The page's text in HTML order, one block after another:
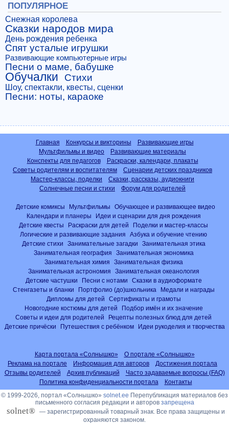
ПОПУЛЯРНОЕ
Снежная королева
Сказки народов мира
День рождения ребенка
Спят усталые игрушки
Развивающие компьютерные игры
Песни о маме, бабушке
Обучалки Стихи
Шоу, спектакли, квесты, сценки
Песни: ноты, караоке
Главная Конкурсы и викторины
Развивающие игры
Мультфильмы и видео
Развивающие материалы
Конспекты для педагогов
Раскраски, календари, плакаты
Советы родителям и воспитателям
Сценарии детских праздников
Мастер-классы, поделки
Сказки, рассказы, аудиокниги
Солнечные песни и стихи
Форум для родителей
Детские комиксы Мультфильмы
Обучающее и развивающее видео
Календари и планеры
Идеи и сценарии для дня рождения
Детские квесты
Раскраски для детей
Поделки и мастер-классы
Логические и развивающие задания
Азбука и обучение чтению
Детские стихи
Занимательные загадки
Занимательная этика
Занимательная география
Занимательная экономика
Занимательная химия
Занимательная физика
Занимательная астрономия
Занимательная океанология
Детские частушки
Песни с нотами
Сказки в аудиоформате
Стенгазеты и бланки
Портфолио (до)школьника
Медали и награды
Дипломы для детей
Сертификаты и грамоты
Новогодние костюмы для детей
Подбор имён и их значение
Советы и идеи для родителей
Рецепты полезных блюд для детей
Детские причёски
Путешествия с ребёнком Идеи рукоделия и творчества
Карта портала «Солнышко»
О портале «Солнышко»
Реклама на портале
Информация для авторов
Достижения портала
Отзывы родителей
Архив публикаций
Часто задаваемые вопросы (FAQ)
Политика конфиденциальности портала
Контакты
© 1999-2026, портал «Солнышко» solnet.ee Перепубликация материалов без
письменного согласия редакции и авторов запрещена
solnet® — зарегистрированный товарный знак. Все права защищены и
охраняются законом.